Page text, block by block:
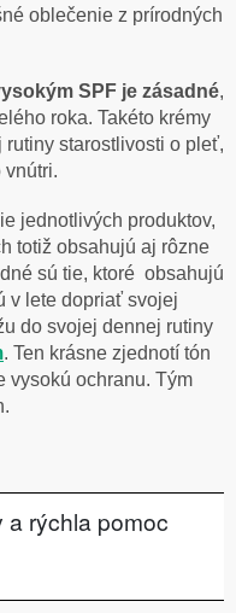
oblečenie z prírodných
SPF je zásadné,
roka. Takéto krémy
starostlivosti o pleť,
vnútri.
jednotlivých produktov,
totiž obsahujú aj rôzne
sú tie, ktoré obsahujú
v lete dopriať svojej
do svojej dennej rutiny
. Ten krásne zjednotí tón
vysokú ochranu. Tým